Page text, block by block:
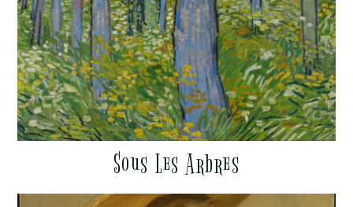
Sous Les Arbres